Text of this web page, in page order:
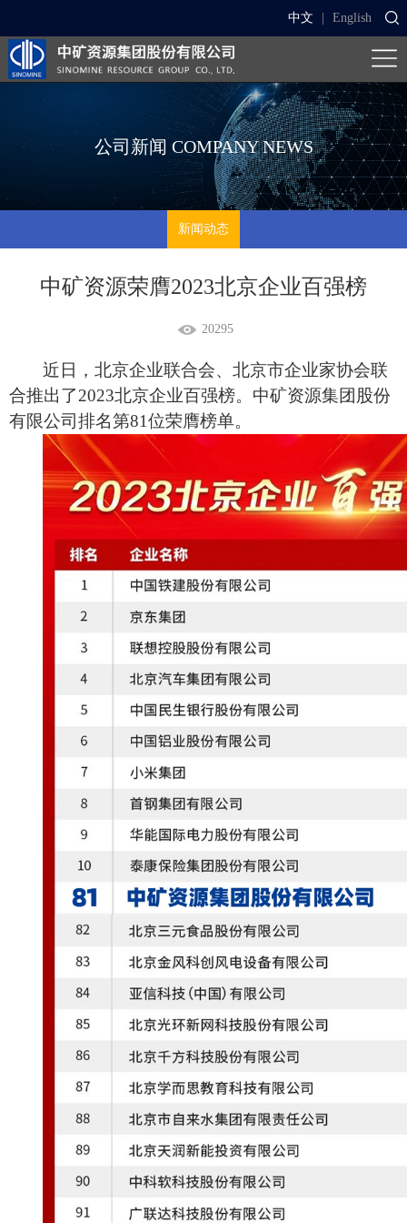
中文 English
公司新闻 COMPANY NEWS
新闻动态
中矿资源荣膺2023北京企业百强榜
20295
近日，北京企业联合会、北京市企业家协会联
合推出了2023北京企业百强榜。中矿资源集团股份
有限公司排名第81位荣膺榜单。